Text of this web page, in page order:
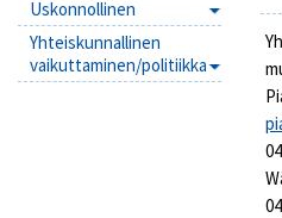
Uskonnollinen
Yhteiskunnallinen
vaikuttaminen/politiikka